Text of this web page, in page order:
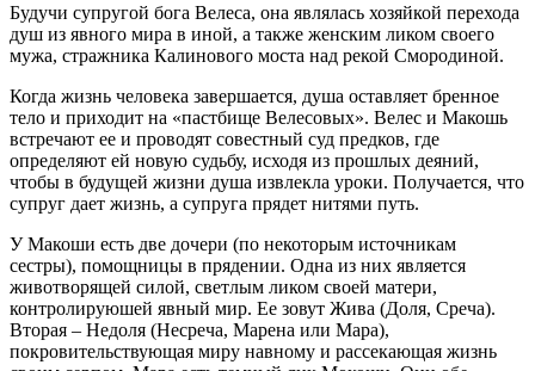
Будучи супругой бога Велеса, она являлась хозяйкой перехода
душ из явного мира в иной, а также женским ликом своего
мужа, стражника Калинового моста над рекой Смородиной.
Когда жизнь человека завершается, душа оставляет бренное
тело и приходит на «пастбище Велесовых». Велес и Макошь
встречают ее и проводят совестный суд предков, где
определяют ей новую судьбу, исходя из прошлых деяний,
чтобы в будущей жизни душа извлекла уроки. Получается, что
супруг дает жизнь, а супруга прядет нитями путь.
У Макоши есть две дочери (по некоторым источникам
сестры), помощницы в прядении. Одна из них является
животворящей силой, светлым ликом своей матери,
контролируюшей явный мир. Ее зовут Жива (Доля, Среча).
Вторая – Недоля (Несреча, Марена или Мара),
покровительствующая миру навному и рассекающая жизнь